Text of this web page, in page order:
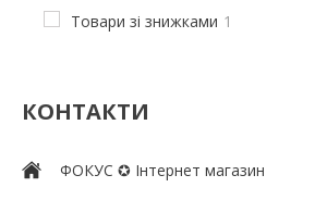
Товари зі знижками 1
КОНТАКТИ
ФОКУС ✪ Інтернет магазин